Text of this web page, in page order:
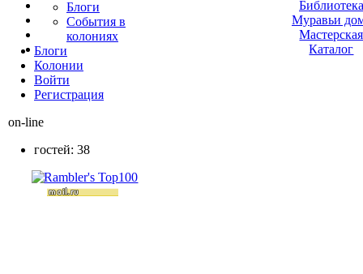
Блоги
События в
колониях
Блоги
Колонии
Войти
Peгиcтpaция
on-line
гостей: 38
Библиотека
Муравьи
Мастерская
Каталог